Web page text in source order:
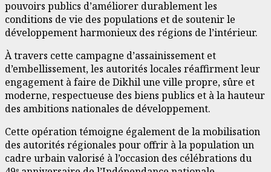
pouvoirs publics d’améliorer durablement les
conditions de vie des populations et de soutenir le
développement harmonieux des régions de l’intérieur.
À travers cette campagne d’assainissement et
d’embellissement, les autorités locales réaffirment leur
engagement à faire de Dikhil une ville propre, sûre et
moderne, respectueuse des biens publics et à la hauteur
des ambitions nationales de développement.
Cette opération témoigne également de la mobilisation
des autorités régionales pour offrir à la population un
cadre urbain valorisé à l’occasion des célébrations du